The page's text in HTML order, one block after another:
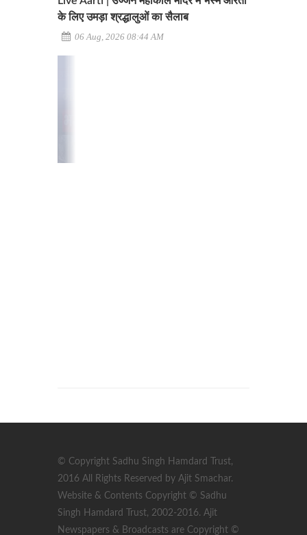
के लिए उमड़ा श्रद्धालुओं का सैलाब
06 Aug, 2026 08:44 AM
© Copyright Sadhu Singh Hamdard Trust,
2016 All Rights Reserved by Ajit Smachar.
Website & Contents Copyright © Sadhu
Singh Hamdard Trust, 2002-2016. Ajit
Newspapers & Broadcasts are Copyright ©